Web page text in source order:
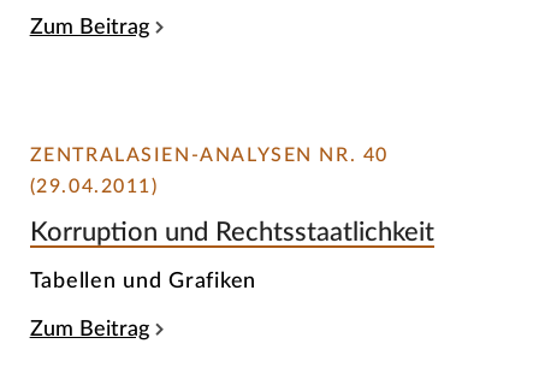
Zum Beitrag
ZENTRALASIEN-ANALYSEN NR. 40
(29.04.2011)
Korruption und Rechtsstaatlichkeit
Tabellen und Grafiken
Zum Beitrag